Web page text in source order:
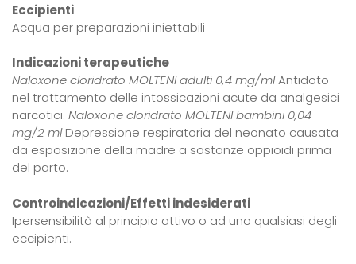
Eccipienti
Acqua per preparazioni iniettabili
Indicazioni terapeutiche
Naloxone cloridrato MOLTENI adulti 0,4 mg/mlAntidoto
nel trattamento delle intossicazioni acute da analgesici
narcotici. Naloxone cloridrato MOLTENI bambini 0,04
mg/2 mlDepressione respiratoria del neonato causata
da esposizione della madre a sostanze oppioidi prima
del parto.
Controindicazioni/Effetti indesiderati
Ipersensibilità al principio attivo o ad uno qualsiasi degli
eccipienti.